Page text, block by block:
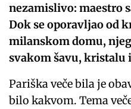
nezamislivo: maestro
Dok se oporavljao od
milanskom domu,
svakom šavu, kristalu
Pariška veče bila je
bilo kakvom. Tema